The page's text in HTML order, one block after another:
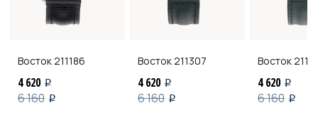
Восток 211186
4 620 i
6 160 i
Восток 211307
4 620 i
6 160 i
Восток
4 620 i
6 160 i